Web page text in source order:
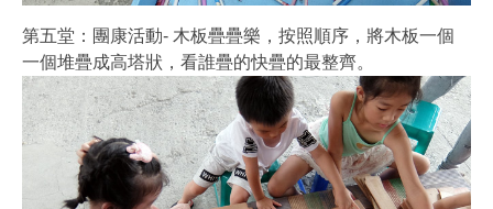
第五堂：團康活動- 木板疊疊樂，按照順序，將木板一個
一個堆疊成高塔狀，看誰疊的快疊的最整齊。